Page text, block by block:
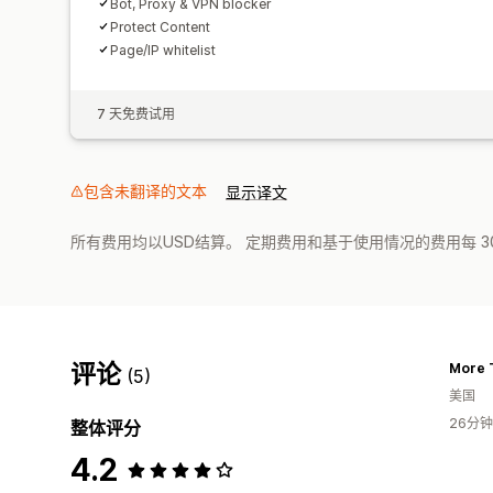
Bot, Proxy & VPN blocker
Protect Content
Page/IP whitelist
7 天免费试用
包含未翻译的文本 显示译文
所有费用均以USD结算。 定期费用和基于使用情况的费用每
评论 (5)
整体评分
4.2
More
美国
26分